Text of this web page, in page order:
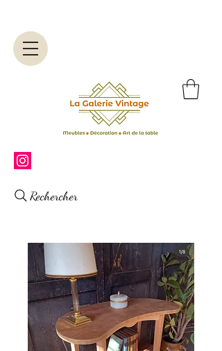
Rechercher